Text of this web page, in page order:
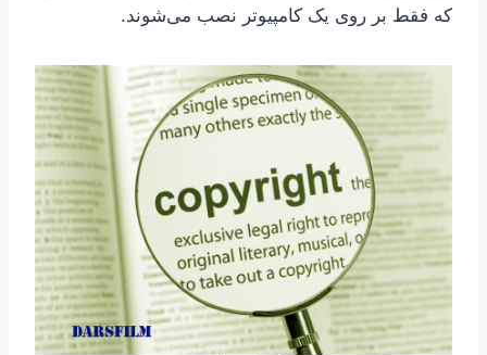
که فقط بر روی یک کامپیوتر نصب می‌شوند.